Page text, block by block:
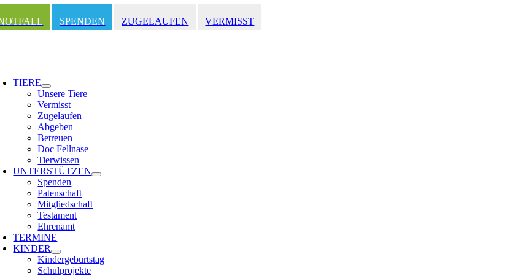
Inhalt
springen
SPENDEN ZUGELAUFEN VERMISST
TIERE
Unsere Tiere
Vermisst
Zugelaufen
Abgeben
Betreuen
Doc Fellnase
Tierwissen
UNTERSTÜTZEN
Spenden
Patenschaft
Mitgliedschaft
Testament
Ehrenamt
TERMINE
KINDER
Kindergeburtstag
Schulprojekte